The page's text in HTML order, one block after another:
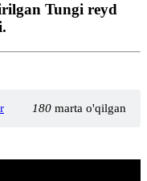
Tungi reyd
180 marta o'qilgan